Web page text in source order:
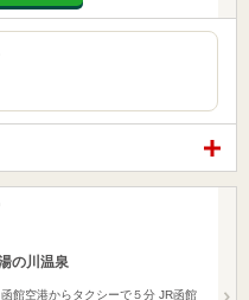
の川温泉
函館空港からタクシーで５分 JR函館